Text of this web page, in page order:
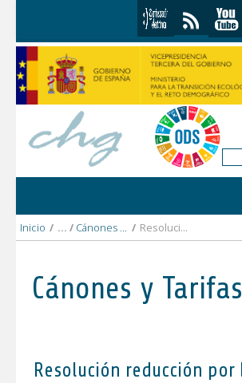
Inicio / Cánones y Tarifas / Resolución reducción por bajo consumo
Cánones y Tarifas